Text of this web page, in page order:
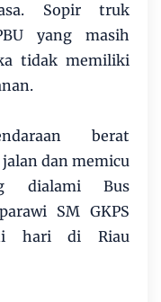
Sopir truk
yang masih
tidak memiliki
berat
dan memicu
dialami Bus
SM GKPS
hari di Riau